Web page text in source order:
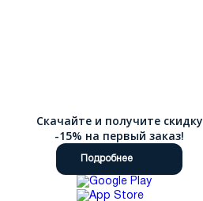
Скачайте и получите скидку
-15% на первый заказ!
Подробнее